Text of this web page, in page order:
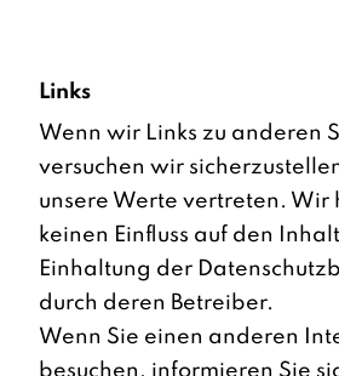
Links
Wenn wir Links zu anderen
versuchen wir
unsere Werte vertreten. Wir
keinen Einfluss auf den
Einhaltung der
durch deren Betreiber.
Wenn Sie einen anderen
besuchen, informieren Sie